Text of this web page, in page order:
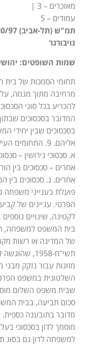
מאזכרים – 3 |
עמודים – 5
נויבורגר
שמות השופטים:
תחומי הסמכות של
מרחיבה מתוך מגמה,
להכריע בכל סוגי
המדובר בסכסוכים
בסכסוכים שבין יחידי
אליהם. 9.
א. סכסוכי גירושין –
אחרים – סכסוכים בין
אחרים. ג. סכסוכים בין
פועלת בענייני
הפרטי. עניינים של
לקטינה, שינויים
בית המשפט למשפחה,
תשי"ח-
מזונות עבור נזקק
שבית משפט השלום
סכום תביעה, בבית
מדובר בתובענה
מוסמך לדון בסכסוכי
למשפחה לדון גם בסוג